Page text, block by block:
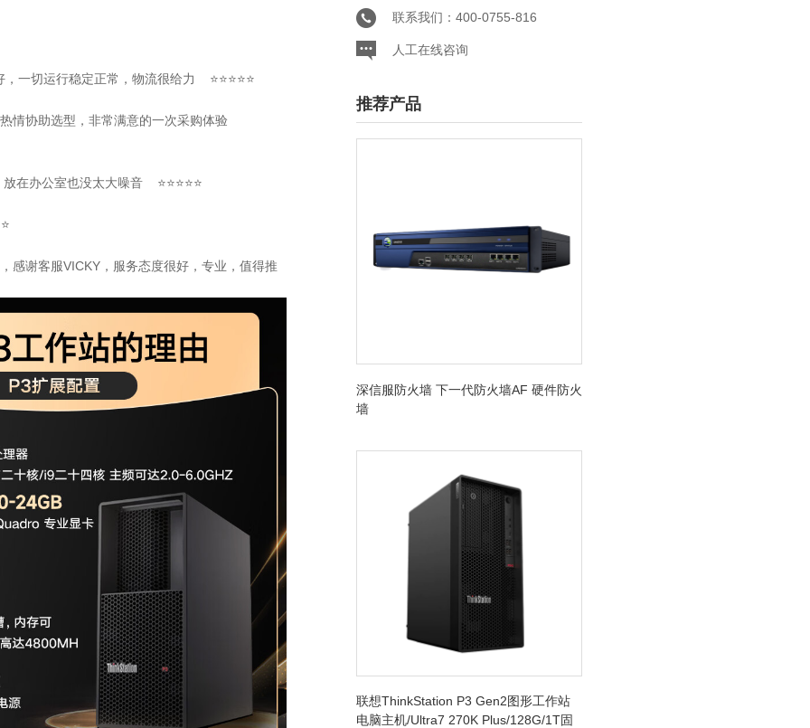
一切运行稳定正常，物流很给力 ⭐⭐⭐⭐⭐
情协助选型，非常满意的一次采购体验
在办公室也没太大噪音 ⭐⭐⭐⭐⭐
谢客服VICKY，服务态度很好，专业，值得推
联系我们：400-0755-816
人工在线咨询
推荐产品
深信服防火墙 下一代防火墙AF 硬件防火
墙
联想ThinkStation P3 Gen2图形工作站
电脑主机/Ultra7 270K Plus/128G/1T固